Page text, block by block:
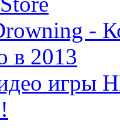
-
в 2013
игры